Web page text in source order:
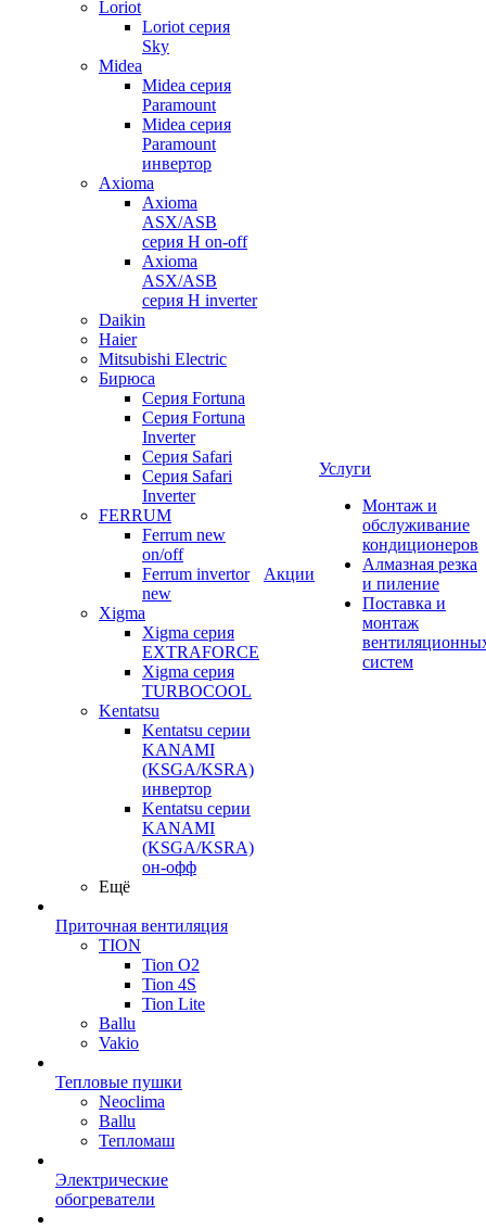
Loriot
Loriot серия
Sky
Midea
Midea серия
Paramount
Midea серия
Paramount
инвертор
Axioma
Axioma
ASX/ASB
серия Н on-off
Axioma
ASX/ASB
серия Н inverter
Daikin
Haier
Mitsubishi Electric
Бирюса
Серия Fortuna
Серия Fortuna
Inverter
Серия Safari
Серия Safari
Inverter
FERRUM
Ferrum new
on/off
Ferrum invertor
new
Xigma
Xigma серия
EXTRAFORCE
Xigma серия
TURBOCOOL
Kentatsu
Kentatsu серии
KANAMI
(KSGA/KSRA)
инвертор
Kentatsu серии
KANAMI
(KSGA/KSRA)
он-офф
Ещё
Приточная вентиляция
TION
Tion O2
Tion 4S
Tion Lite
Ballu
Vakio
Тепловые пушки
Neoclima
Ballu
Тепломаш
Электрические
обогреватели
Акции
Услуги
Монтаж и
обслуживание
кондиционеров
Алмазная резка
и пиление
Поставка и
монтаж
систем